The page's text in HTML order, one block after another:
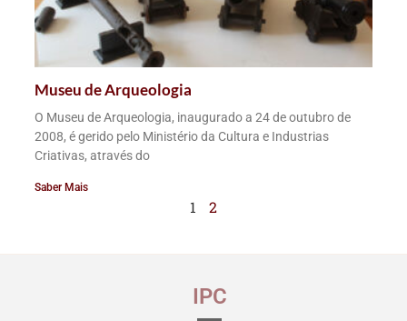
Museu de Arqueologia
O Museu de Arqueologia, inaugurado a 24 de outubro de
2008, é gerido pelo Ministério da Cultura e Industrias
Criativas, através do
Saber Mais
1 2
IPC